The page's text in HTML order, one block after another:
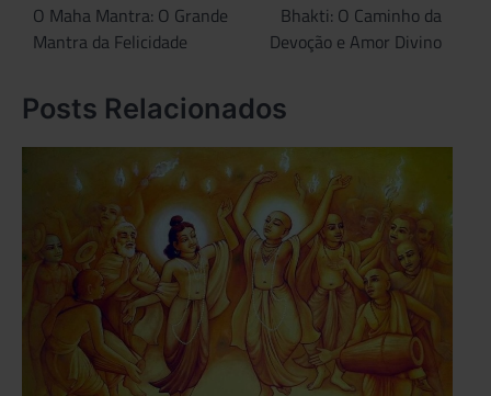
de
Post
O Maha Mantra: O Grande
Mantra da Felicidade
Bhakti: O Caminho da
Devoção e Amor Divino
Posts Relacionados